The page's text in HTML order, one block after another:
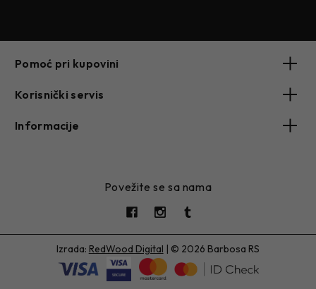
Pomoć pri kupovini
Korisnički servis
Informacije
Povežite se sa nama
Izrada: RedWood Digital | © 2026 Barbosa RS